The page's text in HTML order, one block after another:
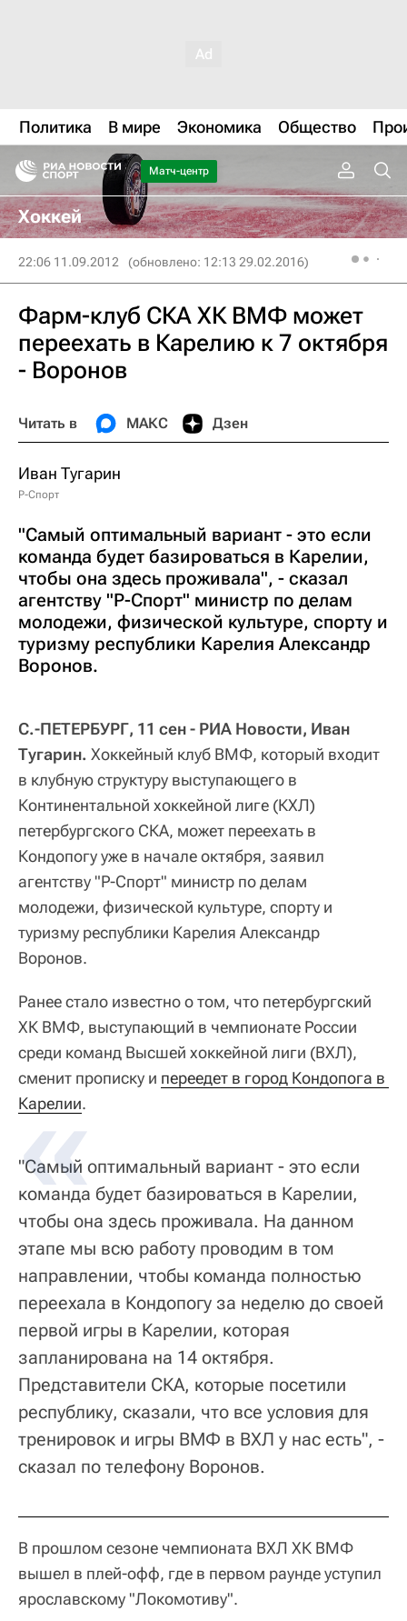
Политика В мире Экономика Общество
Матч-центр
Хоккей
22:06 11.09.2012 (обновлено: 12:13 29.02.2016)
Фарм-клуб СКА ХК ВМФ может
переехать в Карелию к 7 октября
- Воронов
Читать в МАКС Дзен
Иван Тугарин
Р-Спорт
"Самый оптимальный вариант - это если
команда будет базироваться в Карелии,
чтобы она здесь проживала", - сказал
агентству "Р-Спорт" министр по делам
молодежи, физической культуре, спорту и
туризму республики Карелия Александр
Воронов.
С.-ПЕТЕРБУРГ, 11 сен - РИА Новости, Иван
Тугарин. Хоккейный клуб ВМФ, который входит
в клубную структуру выступающего в
Континентальной хоккейной лиге (КХЛ)
петербургского СКА, может переехать в
Кондопогу уже в начале октября, заявил
агентству "Р-Спорт" министр по делам
молодежи, физической культуре, спорту и
туризму республики Карелия Александр
Воронов.
Ранее стало известно о том, что петербургский
ХК ВМФ, выступающий в чемпионате России
среди команд Высшей хоккейной лиги (ВХЛ),
сменит прописку и переедет в город Кондопога в
Карелии.
"Самый оптимальный вариант - это если
команда будет базироваться в Карелии,
чтобы она здесь проживала. На данном
этапе мы всю работу проводим в том
направлении, чтобы команда полностью
переехала в Кондопогу за неделю до своей
первой игры в Карелии, которая
запланирована на 14 октября.
Представители СКА, которые посетили
республику, сказали, что все условия для
тренировок и игры ВМФ в ВХЛ у нас есть", -
сказал по телефону Воронов.
В прошлом сезоне чемпионата ВХЛ ХК ВМФ
вышел в плей-офф, где в первом раунде уступил
ярославскому "Локомотиву".